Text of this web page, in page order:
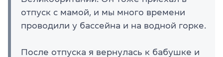
отпуск с мамой, и мы много времени
проводили у бассейна и на водной горке.
После отпуска я вернулась к бабушке и